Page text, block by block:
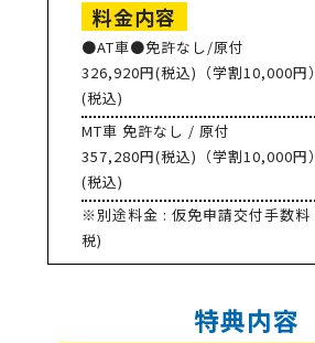
料金内容
●AT車●免許なし/原付
326,920円(税込)（学割10,000円
(税込)
MT車 免許なし / 原付
357,280円(税込)（学割10,000円
(税込)
※別途料金 : 仮免申請交付手数料
税)
特典内容